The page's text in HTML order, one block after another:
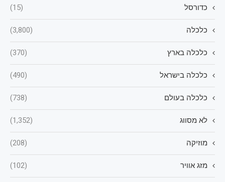
כדורסל (15)
כלכלה (3,800)
כלכלה בארץ (370)
כלכלה בישראל (490)
כלכלה בעולם (738)
לא מסווג (1,352)
מוזיקה (208)
מזג אוויר (102)